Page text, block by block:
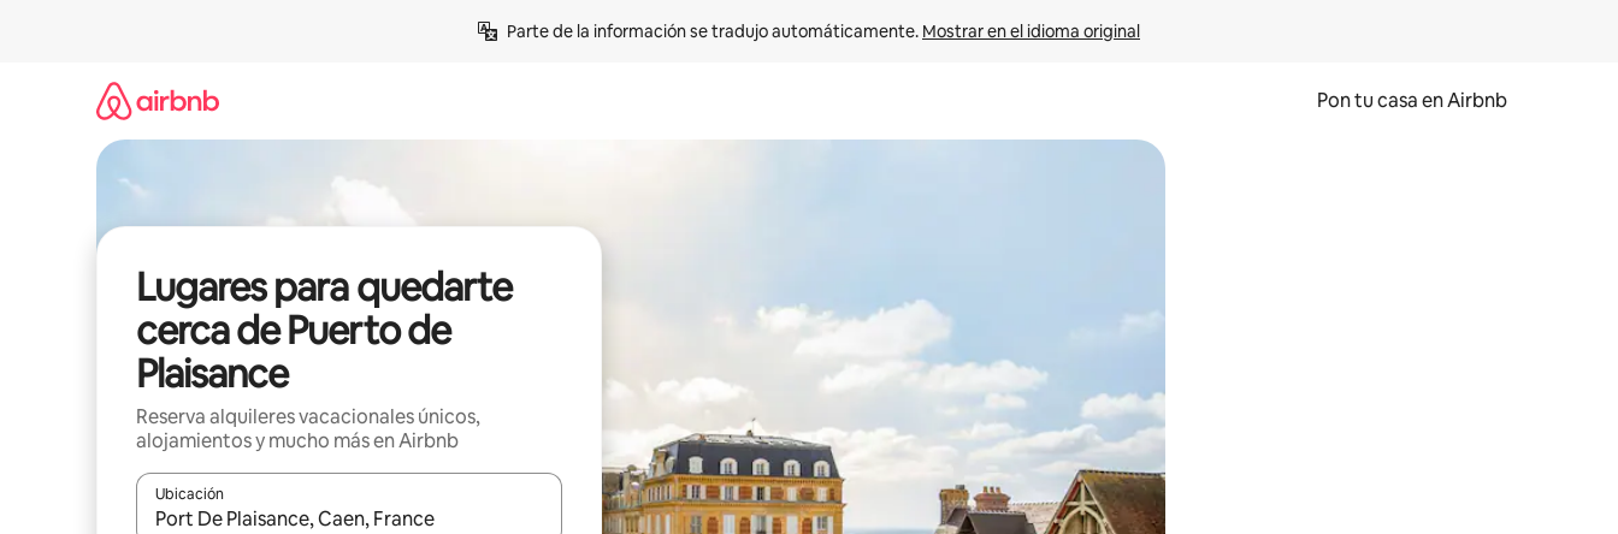
Parte de la información se tradujo automáticamente. Mostrar en el idioma original
Pon tu casa en Airbnb
Lugares para quedarte
cerca de Puerto de
Plaisance
Reserva alquileres vacacionales únicos,
alojamientos y mucho más en Airbnb
Ubicación
Cuando los resultados estén disponibles, navega con las teclas de flecha hacia arriba y hacia abajo o explora con el tacto o desliza el dedo.